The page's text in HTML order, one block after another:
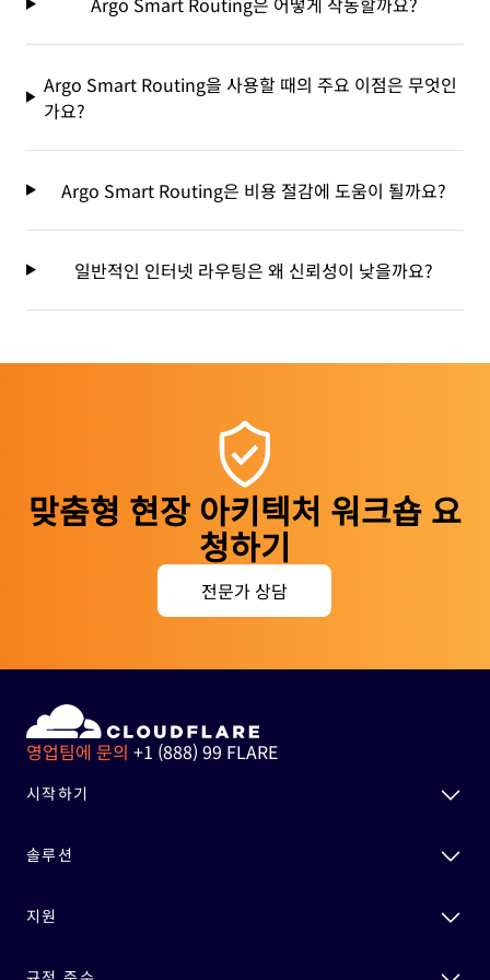
Argo Smart Routing을 사용할 때의 주요 이점은 무엇인
가요?
Argo Smart Routing은 비용 절감에 도움이 될까요?
일반적인 인터넷 라우팅은 왜 신뢰성이 낮을까요?
맞춤형 현장 아키텍처 워크숍 요
청하기
전문가 상담
영업팀에 문의 +1 (888) 99 FLARE
시작하기
솔루션
지원